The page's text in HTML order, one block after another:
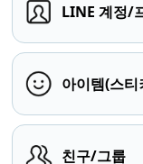
LINE 계정/
아이템(스
친구/그룹